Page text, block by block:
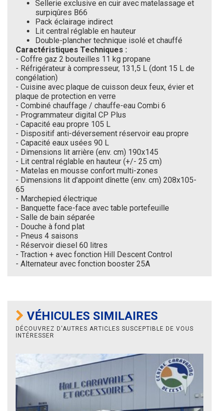
Sellerie exclusive en cuir avec matelassage et
surpiqûres B66
Pack éclairage indirect
Lit central réglable en hauteur
Double-plancher technique isolé et chauffé
Caractéristiques Techniques :
- Coffre gaz 2 bouteilles 11 kg propane
- Réfrigérateur à compresseur, 131,5 L (dont 15 L de
congélation)
- Cuisine avec plaque de cuisson deux feux, évier et
plaque de protection en verre
- Combiné chauffage / chauffe-eau Combi 6
- Programmateur digital CP Plus
- Capacité eau propre 105 L
- Dispositif anti-déversement réservoir eau propre
- Capacité eaux usées 90 L
- Dimensions lit arrière (env. cm) 190x145
- Lit central réglable en hauteur (+/- 25 cm)
- Matelas en mousse confort multi-zones
- Dimensions lit d'appoint dînette (env. cm) 208x105-
65
- Marchepied électrique
- Banquette face-face avec table portefeuille
- Salle de bain séparée
- Douche à fond plat
- Pneus 4 saisons
- Réservoir diesel 60 litres
- Traction + avec fonction Hill Descent Control
- Alternateur avec fonction booster 25A
VÉHICULES SIMILAIRES
DÉCOUVREZ D'AUTRES ARTICLES SUSCEPTIBLE DE VOUS
INTÉRESSER